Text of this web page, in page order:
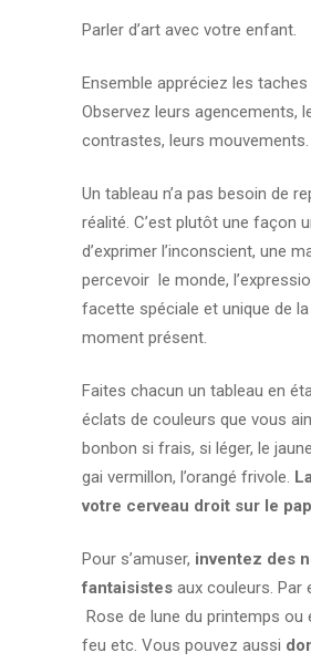
Parler d’art avec votre enfant.
Ensemble appréciez les
Observez leurs agencements,
contrastes, leurs mouvements.
Un tableau n’a pas besoin de
réalité. C’est plutôt une façon
d’exprimer l’inconscient, une
percevoir le monde,
facette spéciale et unique de
moment présent.
Faites chacun un tableau en
éclats de couleurs que vous
bonbon si frais, si léger, le
gai vermillon, l’orangé frivole.
votre cerveau droit sur le
Pour s’amuser, inventez des
fantaisistes aux couleurs. Par
Rose de lune du printemps ou
feu etc. Vous pouvez aussi